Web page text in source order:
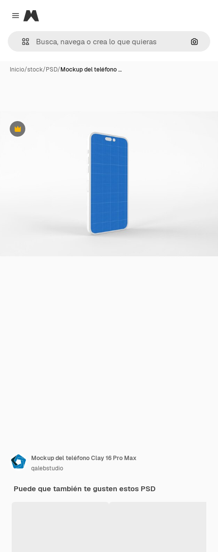
Close menu
Magnific
Inicio/stock/PSD/Mockup del teléfono …
Premium
Mockup del teléfono Clay 16 Pro Max
qalebstudio
Puede que también te gusten estos PSD